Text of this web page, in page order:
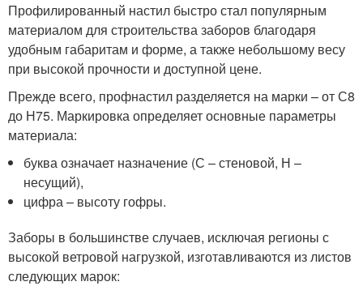
Профилированный настил быстро стал популярным
материалом для строительства заборов благодаря
удобным габаритам и форме, а также небольшому весу
при высокой прочности и доступной цене.
Прежде всего, профнастил разделяется на марки – от С8
до Н75. Маркировка определяет основные параметры
материала:
буква означает назначение (С – стеновой, Н –
несущий),
цифра – высоту гофры.
Заборы в большинстве случаев, исключая регионы с
высокой ветровой нагрузкой, изготавливаются из листов
следующих марок: